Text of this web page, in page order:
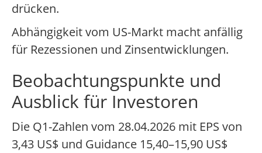
drücken.
Abhängigkeit vom US-Markt macht anfällig
für Rezessionen und Zinsentwicklungen.
Beobachtungspunkte und
Ausblick für Investoren
Die Q1-Zahlen vom 28.04.2026 mit EPS von
3,43 US$ und Guidance 15,40–15,90 US$